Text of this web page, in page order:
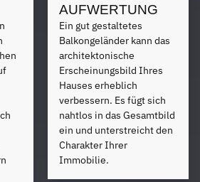
AUFWERTUNG
Ein gut gestaltetes
Balkongeländer kann das
architektonische
Erscheinungsbild Ihres
Hauses erheblich
verbessern. Es fügt sich
nahtlos in das Gesamtbild
ein und unterstreicht den
Charakter Ihrer
Immobilie.